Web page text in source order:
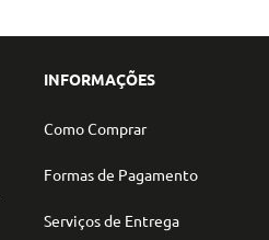
INFORMAÇÕES
Como Comprar
Formas de Pagamento
Serviços de Entrega